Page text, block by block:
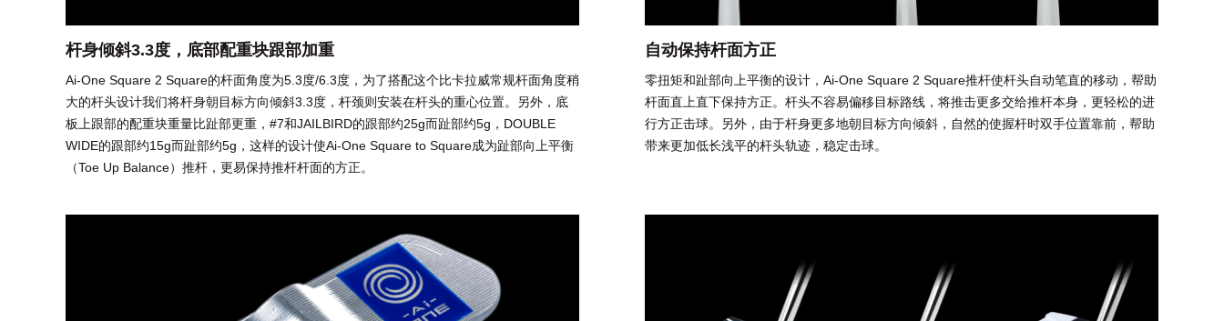
杆身倾斜3.3度，底部配重块跟部加重
Ai-One Square 2 Square的杆面角度为5.3度/6.3度，为了搭配这个比卡拉威常规杆面角度稍
大的杆头设计我们将杆身朝目标方向倾斜3.3度，杆颈则安装在杆头的重心位置。另外，底
板上跟部的配重块重量比趾部更重，#7和JAILBIRD的跟部约25g而趾部约5g，DOUBLE
WIDE的跟部约15g而趾部约5g，这样的设计使Ai-One Square to Square成为趾部向上平衡
（Toe Up Balance）推杆，更易保持推杆杆面的方正。
自动保持杆面方正
零扭矩和趾部向上平衡的设计，Ai-One Square 2 Square推杆使杆头自动笔直的移动，帮助
杆面直上直下保持方正。杆头不容易偏移目标路线，将推击更多交给推杆本身，更轻松的进
行方正击球。另外，由于杆身更多地朝目标方向倾斜，自然的使握杆时双手位置靠前，帮助
带来更加低长浅平的杆头轨迹，稳定击球。